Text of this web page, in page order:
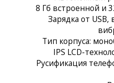
8 Гб встроенной и
Зарядка от USB,
Тип корпуса:
IPS LCD-
Русификация